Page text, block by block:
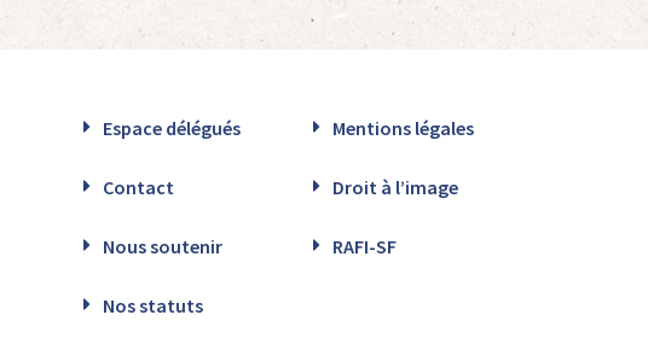
Espace délégués Mentions légales
Contact Droit à l’image
Nous soutenir RAFI-SF
Nos statuts